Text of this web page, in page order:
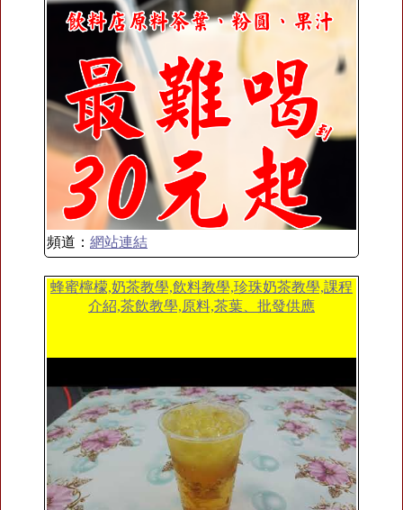
頻道： 網站連結
蜂蜜檸檬,奶茶教學,飲料教學,珍珠奶茶教學,課程
介紹,茶飲教學,原料,茶葉、批發供應